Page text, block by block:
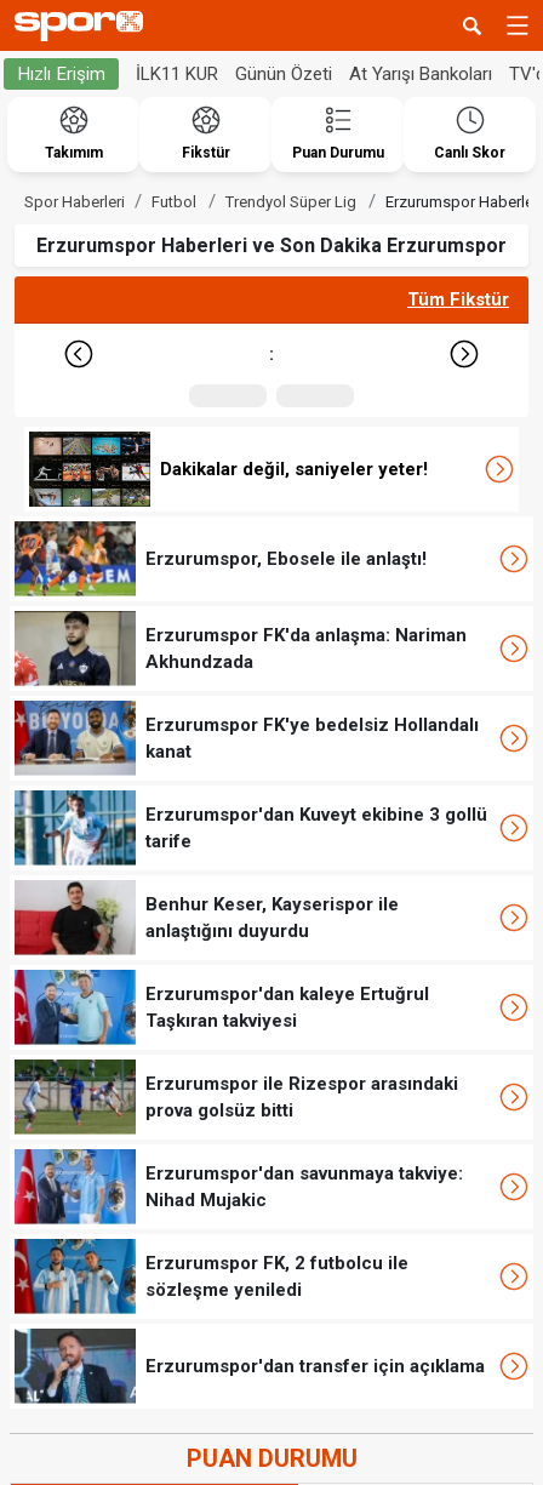
Hızlı Erişim İLK11 KUR Günün Özeti At Yarışı Bankoları
Takımım Fikstür Puan Durumu Canlı Skor
Spor Haberleri Futbol Trendyol Süper Lig Erzurumspor Haberleri
Erzurumspor Haberleri ve Son Dakika Erzurumspor
Tüm Fikstür
:
Dakikalar değil, saniyeler yeter!
Erzurumspor, Ebosele ile anlaştı!
Erzurumspor FK'da anlaşma: Nariman
Akhundzada
Erzurumspor FK'ye bedelsiz Hollandalı
kanat
Erzurumspor'dan Kuveyt ekibine 3 gollü
tarife
Benhur Keser, Kayserispor ile
anlaştığını duyurdu
Erzurumspor'dan kaleye Ertuğrul
Taşkıran takviyesi
Erzurumspor ile Rizespor arasındaki
prova golsüz bitti
Erzurumspor'dan savunmaya takviye:
Nihad Mujakic
Erzurumspor FK, 2 futbolcu ile
sözleşme yeniledi
Erzurumspor'dan transfer için açıklama
PUAN DURUMU